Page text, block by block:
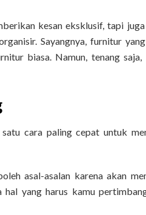
kesan eksklusif, tapi
Sayangnya, furnitur
biasa. Namun, tenang saja,
cara paling cepat untuk
asal-asalan karena akan
yang harus kamu